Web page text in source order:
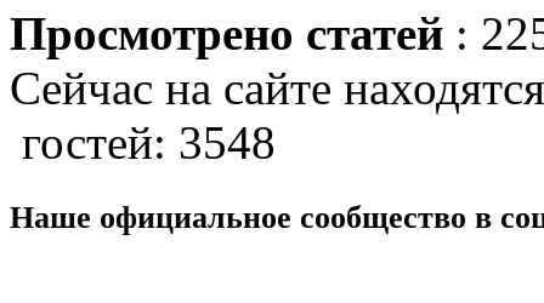
Просмотрено статей :
Сейчас на сайте
гостей: 3548
Наше официальное сообщество в